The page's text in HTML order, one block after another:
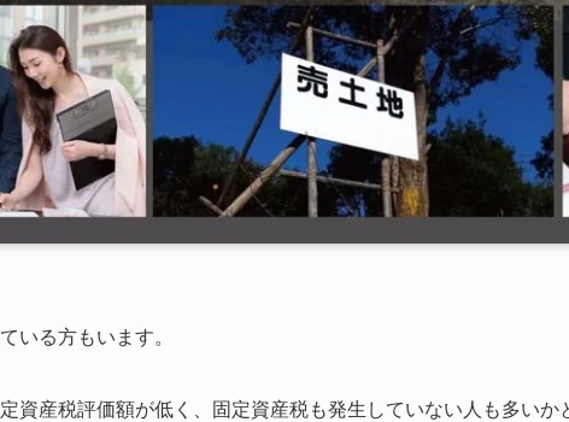
いる方もいます。
資産税評価額が低く、固定資産税も発生していない人も多いか